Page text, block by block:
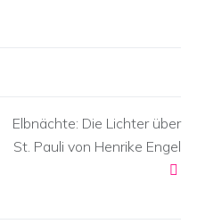
Elbnächte: Die Lichter über
St. Pauli von Henrike Engel